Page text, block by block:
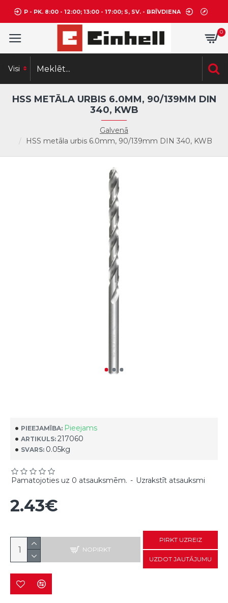
P - PK. 8:00 - 12:00; 13:00 - 17:00; S, SV. - BRĪVDIENA
0
Visi
Galvenā
HSS metāla urbis 6.0mm, 90/139mm DIN 340, KWB
HSS METĀLA URBIS 6.0MM, 90/139MM DIN
340, KWB
PIEEJAMĪBA: Pieejams
ARTIKULS: 217060
SVARS: 0.05kg
Pamatojoties uz 0 atsauksmēm. - Uzrakstīt atsauksmi
2.43€
NOPIRKT
PIRKT UZREIZ
UZDOT JAUTĀJUMU